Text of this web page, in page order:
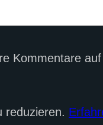
Kommentare
reduzieren.